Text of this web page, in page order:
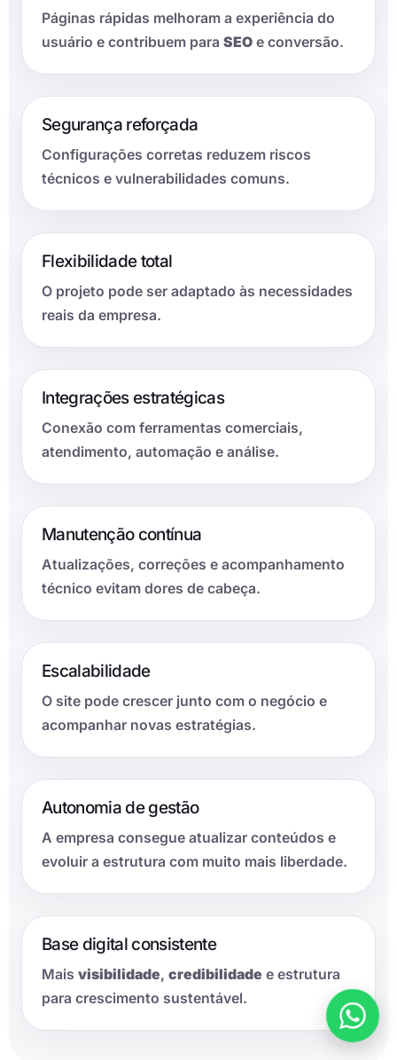
Páginas rápidas melhoram a experiência do
usuário e contribuem para SEO e conversão.
Segurança reforçada
Configurações corretas reduzem riscos
técnicos e vulnerabilidades comuns.
Flexibilidade total
O projeto pode ser adaptado às necessidades
reais da empresa.
Integrações estratégicas
Conexão com ferramentas comerciais,
atendimento, automação e análise.
Manutenção contínua
Atualizações, correções e acompanhamento
técnico evitam dores de cabeça.
Escalabilidade
O site pode crescer junto com o negócio e
acompanhar novas estratégias.
Autonomia de gestão
A empresa consegue atualizar conteúdos e
evoluir a estrutura com muito mais liberdade.
Base digital consistente
Mais visibilidade, credibilidade e estrutura
para crescimento sustentável.